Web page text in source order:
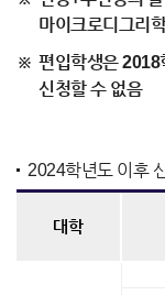
마이크로디그리
편입학생은 2018
신청할 수 없음
2024학년도 이후
대학